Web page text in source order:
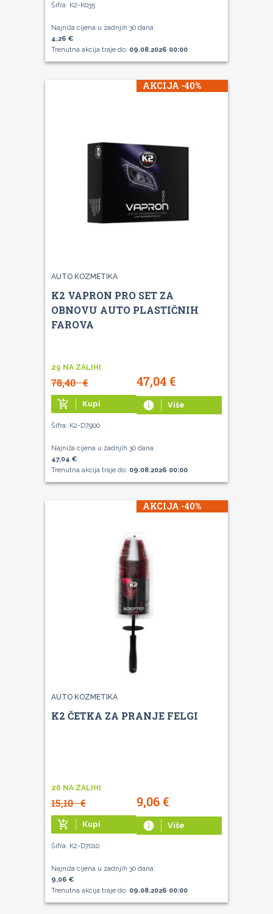
Šifra: K2-K035
Najniža cijena u zadnjih 30 dana:
4,26 €
Trenutna akcija traje do: 09.08.2026 00:00
AKCIJA -40%
AUTO KOZMETIKA
K2 VAPRON PRO SET ZA
OBNOVU AUTO PLASTIČNIH
FAROVA
29 NA ZALIHI
78,40€ 47,04€
add_shopping_cart Kupi info Više
Šifra: K2-D7900
Najniža cijena u zadnjih 30 dana:
47,04 €
Trenutna akcija traje do: 09.08.2026 00:00
AKCIJA -40%
AUTO KOZMETIKA
K2 ČETKA ZA PRANJE FELGI
26 NA ZALIHI
15,10€ 9,06€
add_shopping_cart Kupi info Više
Šifra: K2-D7010
Najniža cijena u zadnjih 30 dana:
9,06 €
Trenutna akcija traje do: 09.08.2026 00:00